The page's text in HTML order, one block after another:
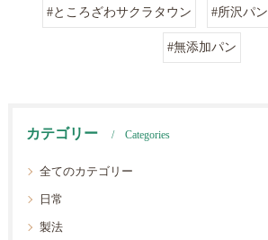
#ところざわサクラタウン #所沢パン
#無添加パン
カテゴリー Categories
全てのカテゴリー
日常
製法